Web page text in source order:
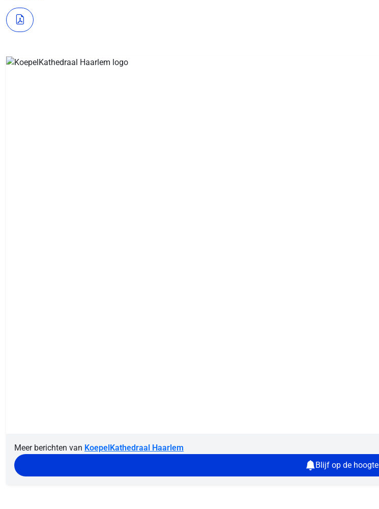
Meer berichten van KoepelKathedraal Haarlem
Blijf op de hoogte